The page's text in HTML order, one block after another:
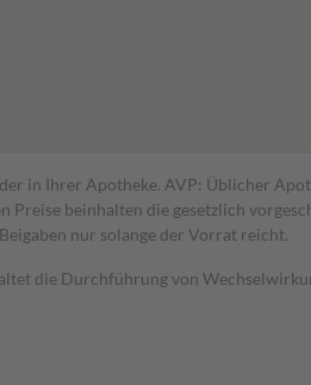
in Ihrer Apotheke. AVP: Üblicher
beinhalten die gesetzlich
nur solange der Vorrat reicht.
die Durchführung von